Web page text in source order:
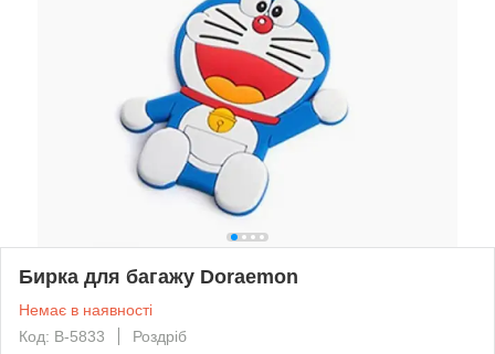
Бирка для багажу Doraemon
Немає в наявності
Код: B-5833
Роздріб